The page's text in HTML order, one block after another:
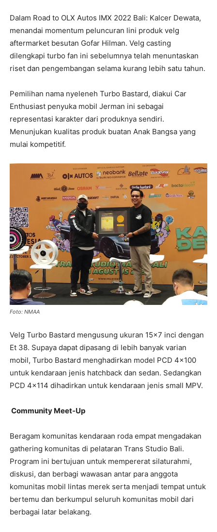
Dalam Road to OLX Autos IMX 2022 Bali: Kalcer Dewata,
menandai momentum peluncuran lini produk velg
aftermarket besutan Gofar Hilman. Velg casting
dilengkapi turbo fan ini sebelumnya telah menuntaskan
riset dan pengembangan selama kurang lebih satu tahun.
Pemilihan nama nyeleneh Turbo Bastard, diakui Car
Enthusiast penyuka mobil Jerman ini sebagai
representasi karakter dari produknya sendiri.
Menunjukan kualitas produk buatan Anak Bangsa yang
mulai kompetitif.
Foto: NMAA
Velg Turbo Bastard mengusung ukuran 15×7 inci dengan
Et 38. Supaya dapat dipasang di lebih banyak varian
mobil, Turbo Bastard menghadirkan model PCD 4×100
untuk kendaraan jenis hatchback dan sedan. Sedangkan
PCD 4×114 dihadirkan untuk kendaraan jenis small MPV.
Community Meet-Up
Beragam komunitas kendaraan roda empat mengadakan
gathering komunitas di pelataran Trans Studio Bali.
Program ini bertujuan untuk mempererat silaturahmi,
diskusi, dan berbagi wawasan antar para anggota
komunitas mobil lintas merek serta menjadi tempat untuk
bertemu dan berkumpul seluruh komunitas mobil dari
berbagai latar belakang.